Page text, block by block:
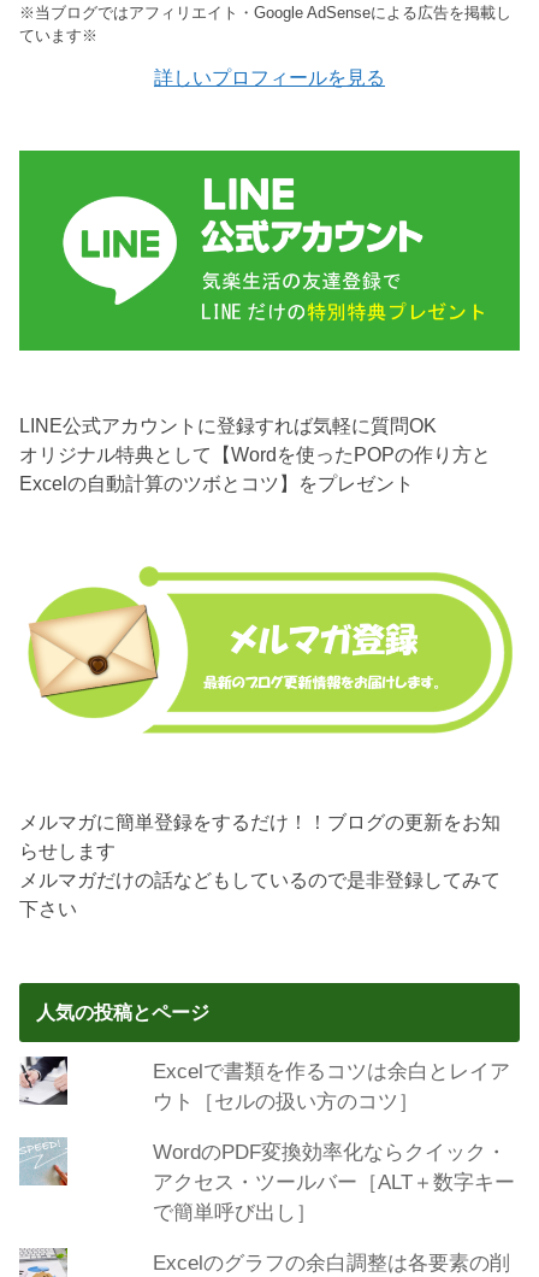
※当ブログではアフィリエイト・Google AdSenseによる広告を掲載し
ています※
詳しいプロフィールを見る
LINE公式アカウントに登録すれば気軽に質問OK
オリジナル特典として【Wordを使ったPOPの作り方と
Excelの自動計算のツボとコツ】をプレゼント
メルマガに簡単登録をするだけ！！ブログの更新をお知
らせします
メルマガだけの話などもしているので是非登録してみて
下さい
人気の投稿とページ
Excelで書類を作るコツは余白とレイア
ウト［セルの扱い方のコツ］
WordのPDF変換効率化ならクイック・
アクセス・ツールバー［ALT＋数字キー
で簡単呼び出し］
Excelのグラフの余白調整は各要素の削